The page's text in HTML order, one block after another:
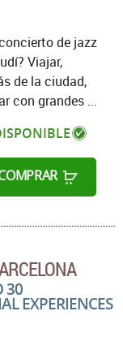
de jazz
Viajar,
de la ciudad,
con grandes ...
30
EXPERIENCES